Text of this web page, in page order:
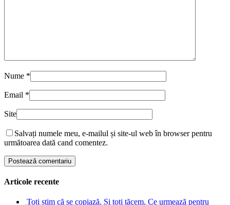
Nume *
Email *
Site
Salvați numele meu, e-mailul și site-ul web în browser pentru
următoarea dată cand comentez.
Articole recente
Toți știm că se copiază. Și toți tăcem. Ce urmează pentru